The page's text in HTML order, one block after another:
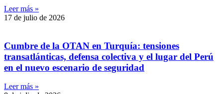
Leer más »
17 de julio de 2026
Cumbre de la OTAN en Turquía: tensiones
transatlánticas, defensa colectiva y el lugar del Perú
en el nuevo escenario de seguridad
Leer más »